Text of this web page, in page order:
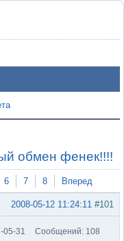
обмен фенек!!!!
6 7 8 Вперед
#101
2008-05-12 11:24:11
05-31 Сообщений: 108